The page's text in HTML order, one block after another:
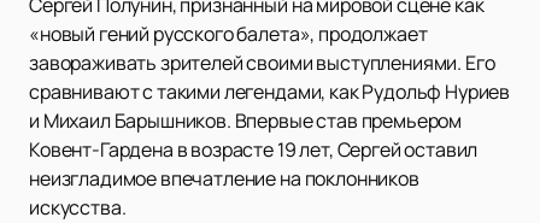
Сергей Полунин, признанный на мировой сцене как
«новый гений русского балета», продолжает
завораживать зрителей своими выступлениями. Его
сравнивают с такими легендами, как Рудольф Нуриев
и Михаил Барышников. Впервые став премьером
Ковент-Гардена в возрасте 19 лет, Сергей оставил
неизгладимое впечатление на поклонников
искусства.